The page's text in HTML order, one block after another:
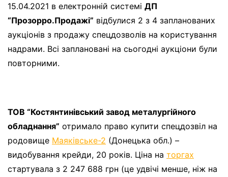
15.04.2021 в електронній системі ДП
“Прозорро.Продажі” відбулися 2 з 4 запланованих
аукціонів з продажу спецдозволів на користування
надрами. Всі заплановані на сьогодні аукціони були
повторними.
ТОВ “Костянтинівський завод металургійного
обладнання” отримало право купити спецдозвіл на
родовище Маяківське-2 (Донецька обл.) –
видобування крейди, 20 років. Ціна на торгах
стартувала з 2 247 688 грн (це удвічі менше, ніж на